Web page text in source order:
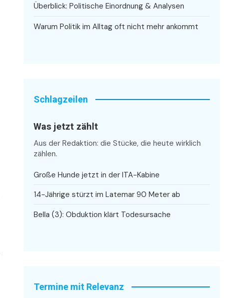
Überblick: Politische Einordnung & Analysen
Warum Politik im Alltag oft nicht mehr ankommt
Schlagzeilen
Was jetzt zählt
Aus der Redaktion: die Stücke, die heute wirklich
zählen.
Große Hunde jetzt in der ITA-Kabine
14-Jährige stürzt im Latemar 90 Meter ab
Bella (3): Obduktion klärt Todesursache
Termine mit Relevanz